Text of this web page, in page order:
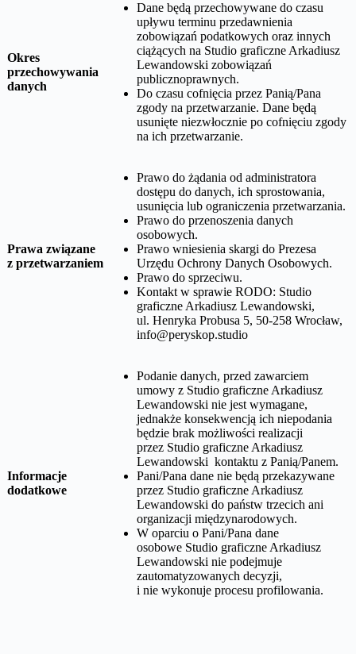
Okres
przechowywania
danych
Dane będą przechowywane do czasu
upływu terminu przedawnienia
zobowiązań podatkowych oraz innych
ciążących na Studio graficzne Arkadiusz
Lewandowski zobowiązań
publicznoprawnych.
Do czasu cofnięcia przez Panią/Pana
zgody na przetwarzanie. Dane będą
usunięte niezwłocznie po cofnięciu zgody
na ich przetwarzanie.
Prawa związane
z przetwarzaniem
Prawo do żądania od administratora
dostępu do danych, ich sprostowania,
usunięcia lub ograniczenia przetwarzania.
Prawo do przenoszenia danych
osobowych.
Prawo wniesienia skargi do Prezesa
Urzędu Ochrony Danych Osobowych.
Prawo do sprzeciwu.
Kontakt w sprawie RODO: Studio
graficzne Arkadiusz Lewandowski,
ul. Henryka Probusa 5, 50-258 Wrocław,
info@peryskop.studio
Informacje
dodatkowe
Podanie danych, przed zawarciem
umowy z Studio graficzne Arkadiusz
Lewandowski nie jest wymagane,
jednakże konsekwencją ich niepodania
będzie brak możliwości realizacji
przez Studio graficzne Arkadiusz
Lewandowski kontaktu z Panią/Panem.
Pani/Pana dane nie będą przekazywane
przez Studio graficzne Arkadiusz
Lewandowski do państw trzecich ani
organizacji międzynarodowych.
W oparciu o Pani/Pana dane
osobowe Studio graficzne Arkadiusz
Lewandowski nie podejmuje
zautomatyzowanych decyzji,
i nie wykonuje procesu profilowania.